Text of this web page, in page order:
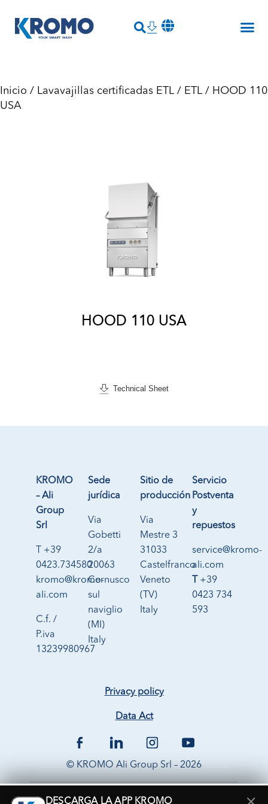
Inicio / Lavavajillas certificadas ETL / ETL / HOOD 110
USA
HOOD 110 USA
Technical Sheet
KROMO
– Ali
Group
Srl
T +39
0423.734580
kromo@kromo-
ali.com
C.f. /
P.iva
13239980967
Sede
jurídica
Via
Gobetti
2/a
20063
Cernusco
sul
naviglio
(MI)
Italy
Sitio de
producción
Via
Mestre 3
31033
Castelfranco
Veneto
(TV)
Italy
Servicio
Postventa
y
repuestos
service@kromo-
ali.com
+39
0423 734
593
Privacy policy
Data Act
© KROMO Ali Group Srl – 2026
DESCARGA LA APP KROMO